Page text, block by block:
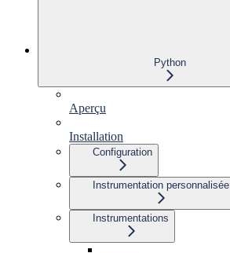
Python
Aperçu
Installation
Configuration
Instrumentation personnalisée
Instrumentations